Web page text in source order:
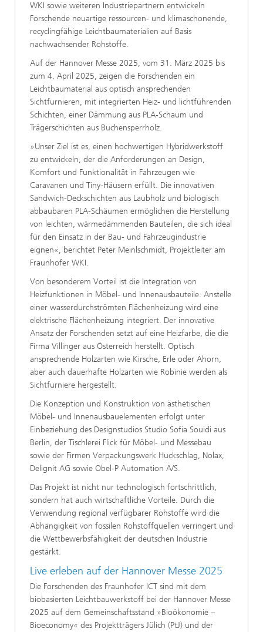
WKI sowie weiteren Industriepartnern entwickeln
Forschende neuartige ressourcen- und klimaschonende,
recyclingfähige Leichtbaumaterialien auf Basis
nachwachsender Rohstoffe.
Auf der Hannover Messe 2025, vom 31. März 2025 bis
zum 4. April 2025, zeigen die Forschenden ein
Leichtbaumaterial aus optisch ansprechenden
Sichtfurnieren, mit integrierten Heiz- und lichtführenden
Schichten, einer Dämmung aus PLA-Schaum und
Trägerschichten aus Buchensperrholz.
»Unser Ziel ist es, einen hochwertigen Hybridwerkstoff
zu entwickeln, der die Anforderungen an Design,
Komfort und Funktionalität in Fahrzeugen wie
Caravanen und Tiny-Häusern erfüllt. Die innovativen
Sandwich-Deckschichten aus Laubholz und biologisch
abbaubaren PLA-Schäumen ermöglichen die Herstellung
von leichten, wärmedämmenden Bauteilen, die sich ideal
für den Einsatz in der Bau- und Fahrzeugindustrie
eignen«, berichtet Peter Meinlschmidt, Projektleiter am
Fraunhofer WKI.
Von besonderem Vorteil ist die Integration von
Heizfunktionen in Möbel- und Innenausbauteile. Anstelle
einer wasserdurchströmten Flächenheizung wird eine
elektrische Flächenheizung integriert. Der innovative
Ansatz der Forschenden setzt auf eine Heizfarbe, die die
Firma Villinger aus Österreich herstellt. Optisch
ansprechende Holzarten wie Kirsche, Erle oder Ahorn,
aber auch dauerhafte Holzarten wie Robinie werden als
Sichtfurniere hergestellt.
Die Konzeption und Konstruktion von ästhetischen
Möbel- und Innenausbauelementen erfolgt unter
Einbeziehung des Designstudios Studio Sofia Souidi aus
Berlin, der Tischlerei Flick für Möbel- und Messebau
sowie der Firmen Verpackungswerk Huckschlag, Nolax,
Delignit AG sowie Obel-P Automation A/S.
Das Projekt ist nicht nur technologisch fortschrittlich,
sondern hat auch wirtschaftliche Vorteile. Durch die
Verwendung regional verfügbarer Rohstoffe wird die
Abhängigkeit von fossilen Rohstoffquellen verringert und
die Wettbewerbsfähigkeit der deutschen Industrie
gestärkt.
Live erleben auf der Hannover Messe 2025
Die Forschenden des Fraunhofer ICT sind mit dem
biobasierten Leichtbauwerkstoff bei der Hannover Messe
2025 auf dem Gemeinschaftsstand »Bioökonomie –
Bioeconomy« des Projektträgers Jülich (PtJ) und der